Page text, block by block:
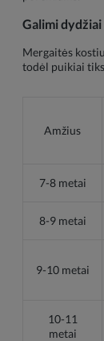
Galimi
Mergaitės
todėl puikiai
Amžius
7-8 metai
8-9 metai
9-10 metai
10-11
metai